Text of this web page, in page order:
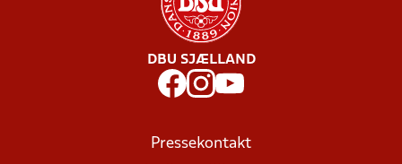
DBU SJÆLLAND
Pressekontakt